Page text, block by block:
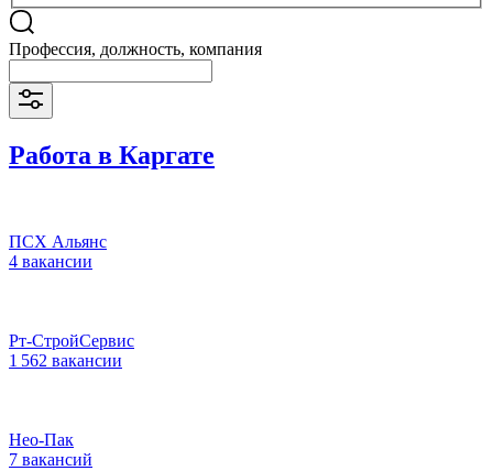
Профессия, должность, компания
Работа в Каргате
ПСХ Альянс
4 вакансии
Рт-СтройСервис
1 562 вакансии
Нео-Пак
7 вакансий